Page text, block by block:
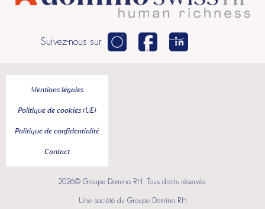
Suivez-nous sur
Mentions légales
Politique de cookies (UE)
Politique de confidentialité
Contact
2026© Groupe Domino RH. Tous droits réservés.
Une société du Groupe Domino RH